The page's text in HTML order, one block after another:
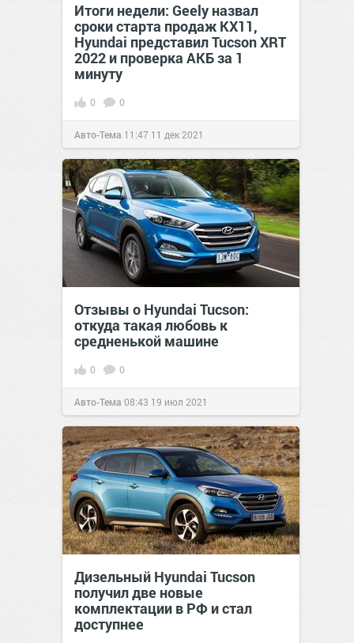
Итоги недели: Geely назвал
сроки старта продаж KX11,
Hyundai представил Tucson XRT
2022 и проверка АКБ за 1
минуту
0 0
Авто-Тема 11:47 11 дек 2021
Отзывы о Hyundai Tucson:
откуда такая любовь к
средненькой машине
0 0
Авто-Тема 08:43 19 июл 2021
Дизельный Hyundai Tucson
получил две новые
комплектации в РФ и стал
доступнее